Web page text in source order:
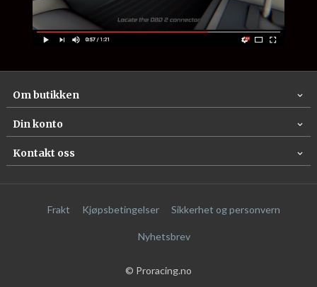
Om butikken
Din konto
Kontakt oss
Frakt Kjøpsbetingelser Sikkerhet og personvern
Nyhetsbrev
© Proracing.no